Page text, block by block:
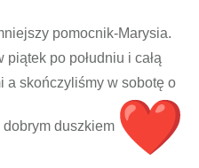
pomocnik-Marysia.
po południu i całą
a skończyliśmy w sobotę o
duszkiem